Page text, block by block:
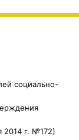
социально-
2014 г. №172)